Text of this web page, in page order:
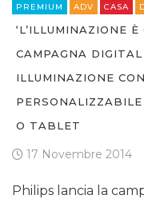
PREMIUM ADV CASA
‘L’ILLUMINAZIONE
CAMPAGNA
ILLUMINAZIONE
O TABLET
17 Novembre 2014
Philips lancia la